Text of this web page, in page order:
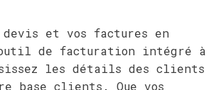
devis et vos factures en
de facturation intégré à
les détails des clients
base clients. Que vos